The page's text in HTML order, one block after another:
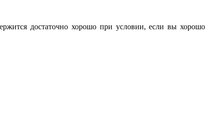
достаточно хорошо при условии, если вы хорошо